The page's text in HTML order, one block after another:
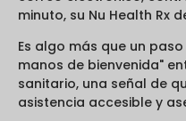
minuto, su Nu Health Rx
Es algo más que un
manos de bienvenida"
sanitario, una señal de
asistencia accesible y